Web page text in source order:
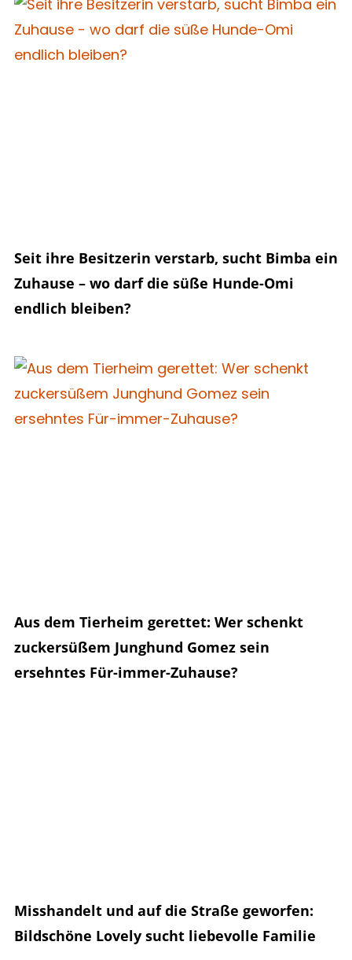
Seit ihre Besitzerin verstarb, sucht Bimba ein
Zuhause – wo darf die süße Hunde-Omi
endlich bleiben?
Aus dem Tierheim gerettet: Wer schenkt
zuckersüßem Junghund Gomez sein
ersehntes Für-immer-Zuhause?
Misshandelt und auf die Straße geworfen:
Bildschöne Lovely sucht liebevolle Familie